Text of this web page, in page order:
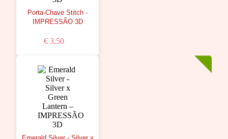
Porta-Chave Stitch -
IMPRESSÃO 3D
€ 3,50